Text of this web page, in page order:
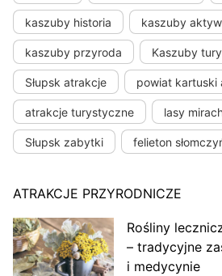
kaszuby historia kaszuby
kaszuby przyroda Kaszuby
Słupsk atrakcje powiat kartuski
atrakcje turystyczne lasy
Słupsk zabytki felieton
ATRAKCJE PRZYRODNICZE
Rośliny
– tradycyjne
i medycynie